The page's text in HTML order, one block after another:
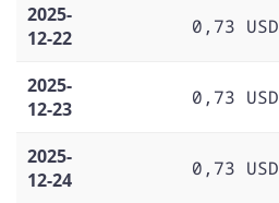
2025-
12-22
0,73 USD
2025-
12-23
0,73 USD
2025-
12-24
0,73 USD